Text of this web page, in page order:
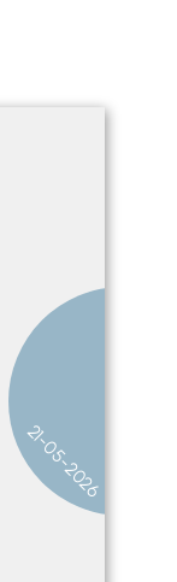
21-05-2026